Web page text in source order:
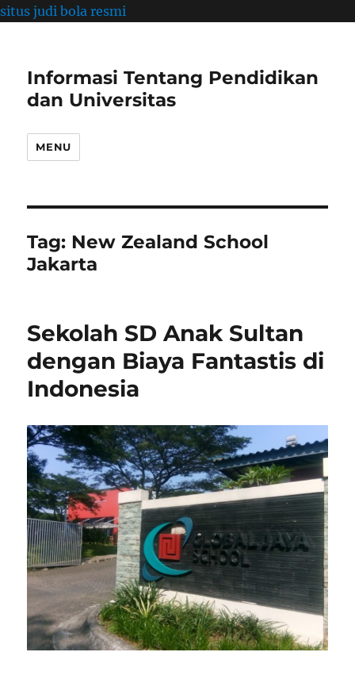
situs judi bola resmi
Informasi Tentang Pendidikan
dan Universitas
MENU
Tag: New Zealand School
Jakarta
Sekolah SD Anak Sultan
dengan Biaya Fantastis di
Indonesia